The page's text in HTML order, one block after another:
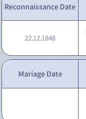
Reconnaissance Date
22.12.1848
Mariage Date